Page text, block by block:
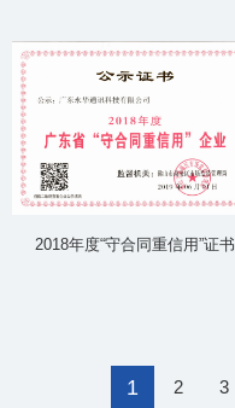
2018年度“守合同重信用”证书
1 2 3